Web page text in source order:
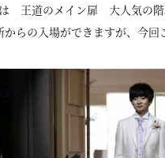
王道のメイン扉 大人気の
からの入場ができますが、今